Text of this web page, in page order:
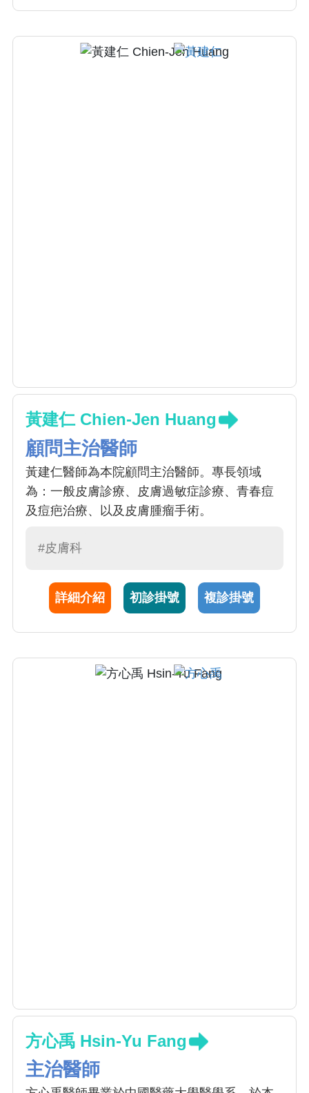
黃建仁 Chien-Jen Huang
顧問主治醫師
黃建仁醫師為本院顧問主治醫師。專長領域
為：一般皮膚診療、皮膚過敏症診療、青春痘
及痘疤治療、以及皮膚腫瘤手術。
#皮膚科
詳細介紹 初診掛號 複診掛號
方心禹 Hsin-Yu Fang
主治醫師